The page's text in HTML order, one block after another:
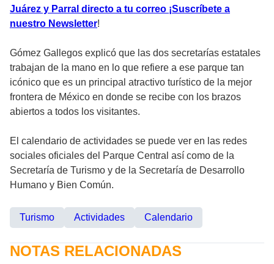
Juárez y Parral directo a tu correo ¡Suscríbete a
nuestro Newsletter!
Gómez Gallegos explicó que las dos secretarías estatales
trabajan de la mano en lo que refiere a ese parque tan
icónico que es un principal atractivo turístico de la mejor
frontera de México en donde se recibe con los brazos
abiertos a todos los visitantes.
El calendario de actividades se puede ver en las redes
sociales oficiales del Parque Central así como de la
Secretaría de Turismo y de la Secretaría de Desarrollo
Humano y Bien Común.
Turismo Actividades Calendario
NOTAS RELACIONADAS